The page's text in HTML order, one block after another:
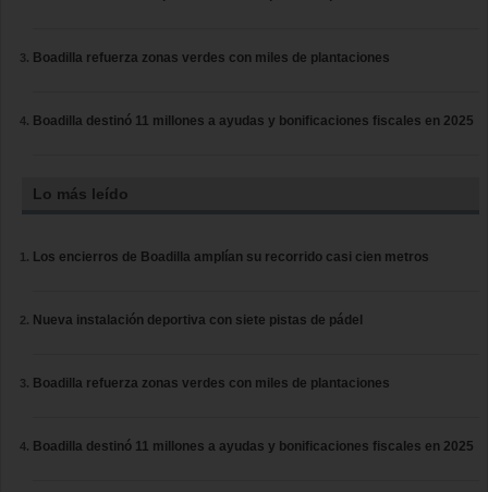
Boadilla refuerza zonas verdes con miles de plantaciones
Boadilla destinó 11 millones a ayudas y bonificaciones fiscales en 2025
Lo más leído
Los encierros de Boadilla amplían su recorrido casi cien metros
Nueva instalación deportiva con siete pistas de pádel
Boadilla refuerza zonas verdes con miles de plantaciones
Boadilla destinó 11 millones a ayudas y bonificaciones fiscales en 2025